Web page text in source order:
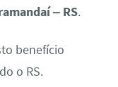
– RS.
benefício
o RS.